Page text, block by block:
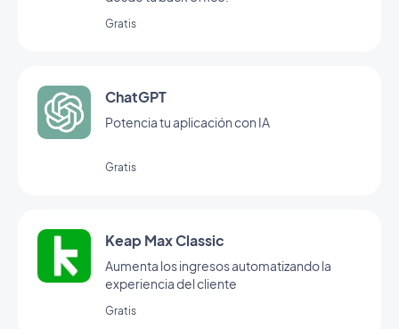
Gratis
ChatGPT
Potencia tu aplicación con IA
Gratis
Keap Max Classic
Aumenta los ingresos automatizando la
experiencia del cliente
Gratis